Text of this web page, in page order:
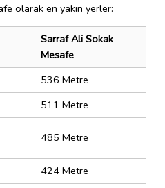
olarak en yakın yerler:
Sarraf Ali Sokak
Mesafe
536 Metre
511 Metre
485 Metre
424 Metre